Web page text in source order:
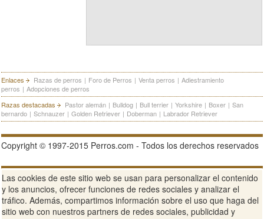
Enlaces Razas de perros | Foro de Perros | Venta perros | Adiestramiento
perros | Adopciones de perros
Razas destacadas
Pastor alemán | Bulldog | Bull terrier | Yorkshire | Boxer | San
bernardo | Schnauzer | Golden Retriever | Doberman | Labrador Retriever
Copyright © 1997-2015 Perros.com - Todos los derechos reservados
Publicidad en Perros.com | Contacte | Aviso Legal Política de
privacidad | Condiciones de uso
Ver sitio web completo
Las cookies de este sitio web se usan para personalizar el contenido
y los anuncios, ofrecer funciones de redes sociales y analizar el
tráfico. Además, compartimos información sobre el uso que haga del
sitio web con nuestros partners de redes sociales, publicidad y